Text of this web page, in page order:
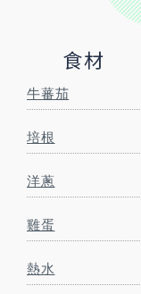
食材
牛蕃茄
培根
洋蔥
雞蛋
熱水
橄欖油
蘑菇
小磨坊精選
小磨坊玫瑰鹽
小磨坊鮮磨黑胡椒